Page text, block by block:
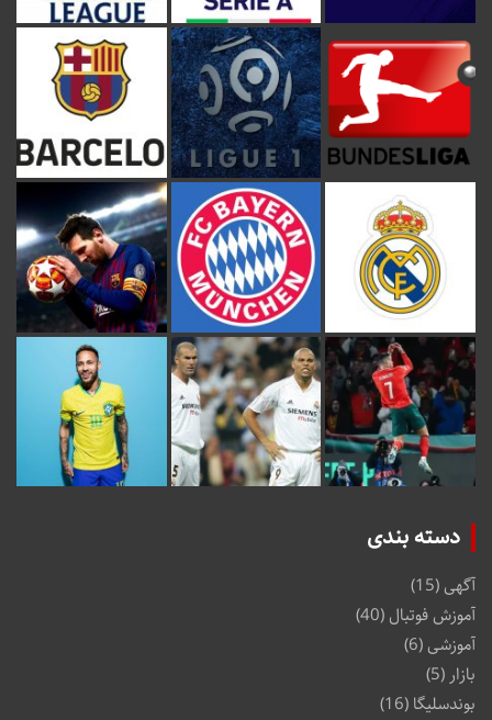
دسته بندی
آگهی(15)
آموزش فوتبال (40)
آموزشی(6)
بازار (5)
بوندسلیگا (16)